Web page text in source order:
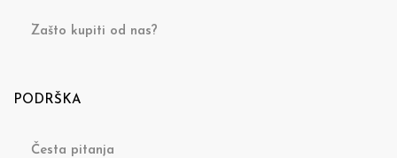
Zašto kupiti od nas?
PODRŠKA
Česta pitanja